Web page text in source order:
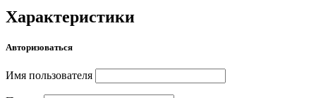
Характеристики
Авторизоваться
Имя пользователя